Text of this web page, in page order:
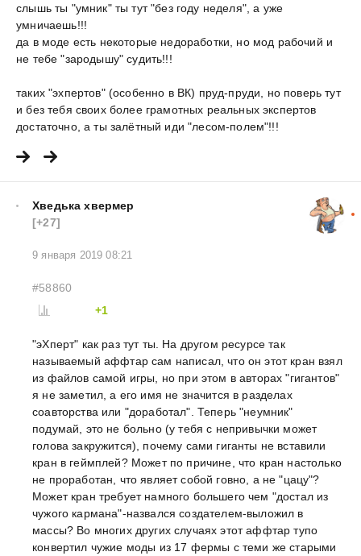
слышь ты "умник" ты тут "без году неделя", а уже
умничаешь!!!
да в моде есть некоторые недоработки, но мод рабочий и
не тебе "зародышу" судить!!!
таких "эхпертов" (особенно в ВК) пруд-пруди, но поверь тут
и без тебя своих более грамотных реальных экспертов
достаточно, а ты залётный иди "лесом-полем"!!!
Хведька хвермер
[+27]
9 января 2019 08:21
#58860
+1
"эХперт" как раз тут ты. На другом ресурсе так
называемый аффтар сам написал, что он этот кран взял
из файлов самой игры, но при этом в авторах "гигантов"
я не заметил, а его имя не значится в разделах
соавторства или "доработал". Теперь "неумник"
подумай, это не больно (у тебя с непривычки может
голова закружится), почему сами гиганты не вставили
кран в геймплей? Может по причине, что кран настолько
не проработан, что являет собой говно, а не "цацу"?
Может кран требует намного большего чем "достал из
чужого кармана"-назвался создателем-выложил в
массы? Во многих других случаях этот аффтар тупо
конвертил чужие моды из 17 фермы с теми же старыми